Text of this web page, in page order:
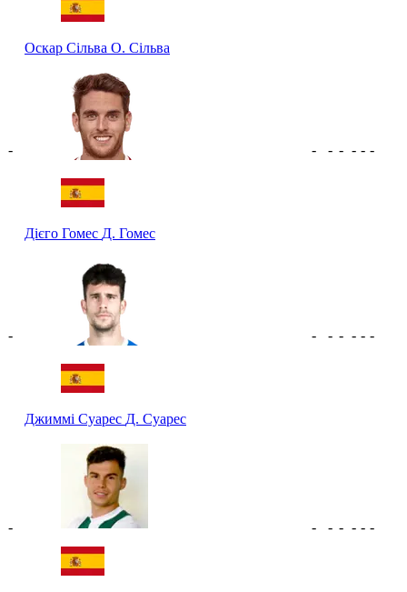
Оскар Сільва О. Сільва
-
Дієго Гомес Д. Гомес
- - - - - -
-
Джиммі Суарес Д. Суарес
- - - - - -
- - - - - - -